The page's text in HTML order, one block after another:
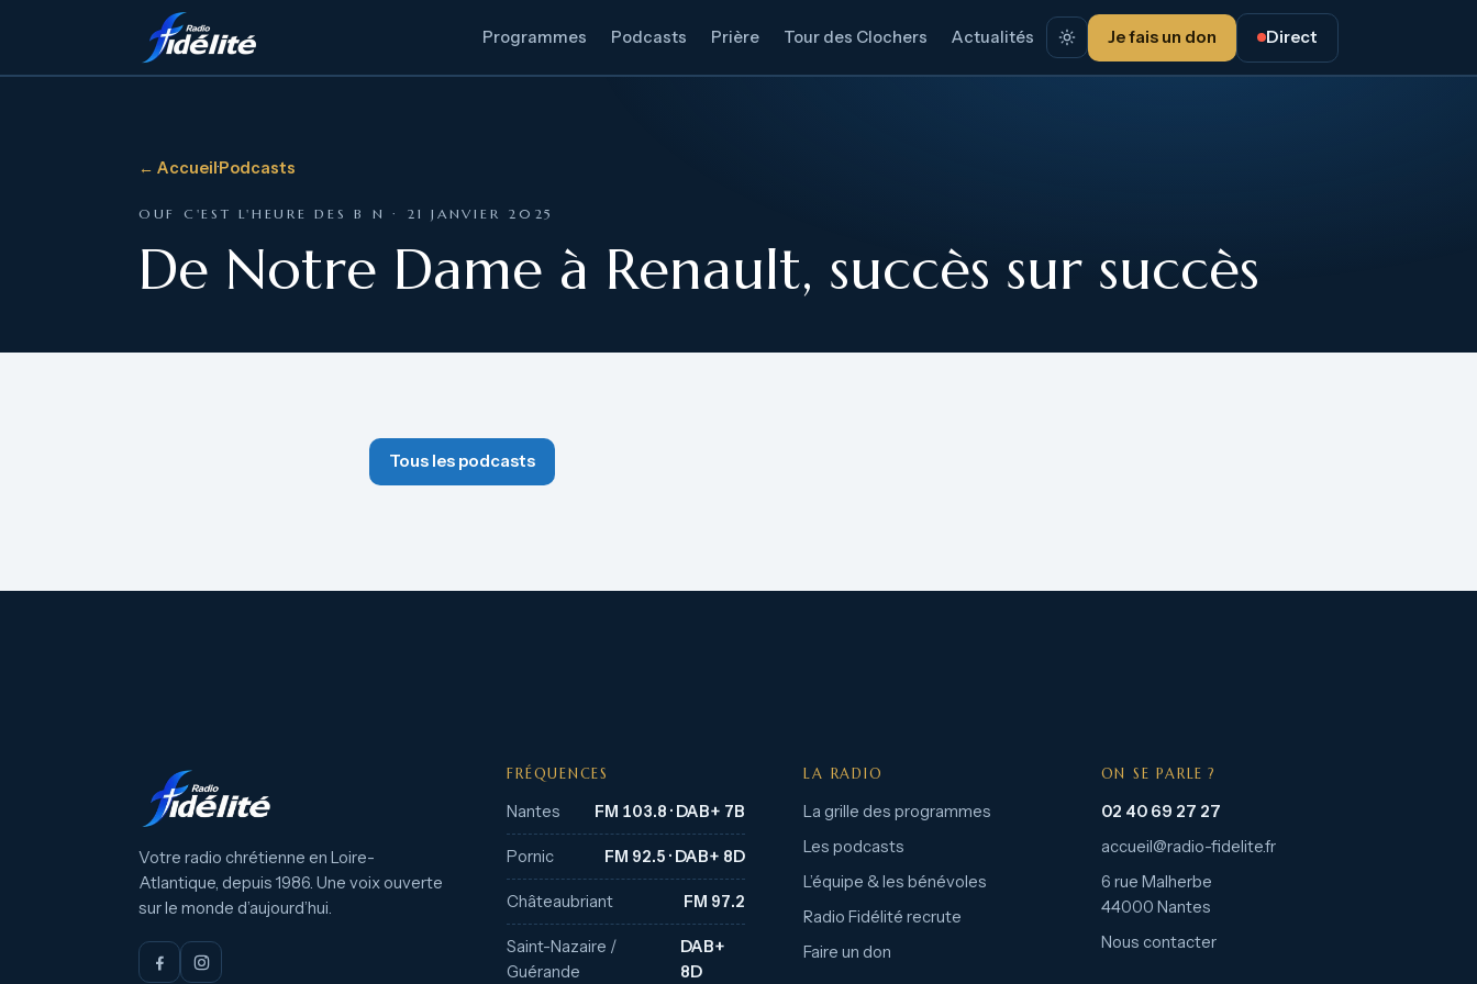
Programmes Podcasts Prière Tour des Clochers Actualités Je fais un don Direct
← Accueil·Podcasts
OUF C'EST L'HEURE DES B N · 21 JANVIER 2025
De Notre Dame à Renault, succès sur succès
Tous les podcasts
Votre radio chrétienne en Loire-
Atlantique, depuis 1986. Une voix ouverte
sur le monde d’aujourd’hui.
FRÉQUENCES
Nantes FM 103.8 · DAB+ 7B
Pornic FM 92.5 · DAB+ 8D
Châteaubriant FM 97.2
Saint-Nazaire /
Guérande
DAB+
8D
LA RADIO
La grille des programmes
Les podcasts
L’équipe & les bénévoles
Radio Fidélité recrute
Faire un don
ON SE PARLE ?
02 40 69 27 27
accueil@radio-fidelite.fr
6 rue Malherbe
44000 Nantes
Nous contacter